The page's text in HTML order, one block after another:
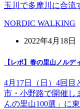
玉川で多摩川に合
NORDIC WALKING
2022年4月18日
【レポ】春の里山ノル
4月17日（日）4回目
市・小野路で開催し
んの里山100選」に